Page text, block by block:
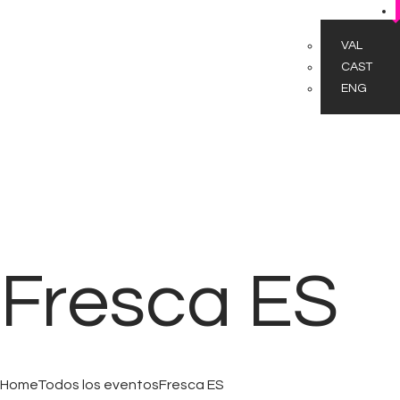
VAL
CAST
ENG
Fresca ES
HomeTodos los eventosFresca ES